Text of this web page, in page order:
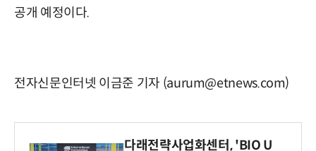
공개 예정이다.
전자신문인터넷 이금준 기자 (aurum@etnews.com)
다래전략사업화센터, 'BIO U